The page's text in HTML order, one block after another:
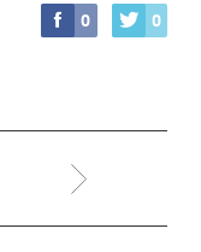
0 0